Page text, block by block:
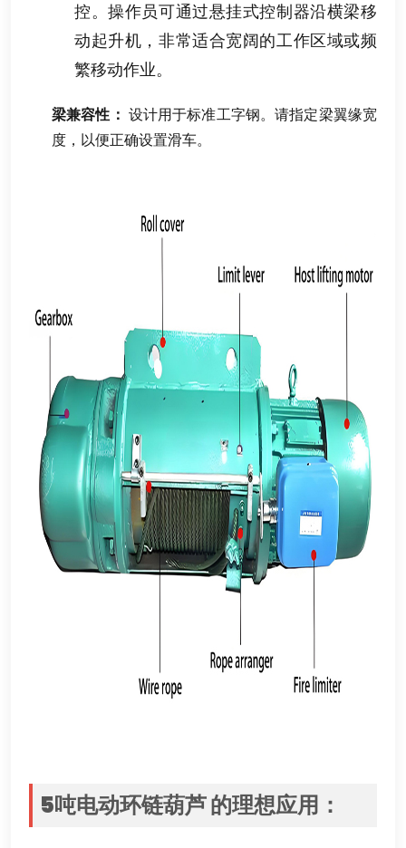
控。操作员可通过悬挂式控制器沿横梁移
动起升机 ， 非常适合宽阔的工作区域或频
繁移动作业。
梁兼容性 ： 设计用于标准工字钢。请指定梁翼缘宽
度 ， 以便正确设置滑车。
5吨电动环链葫芦的理想应用 ：